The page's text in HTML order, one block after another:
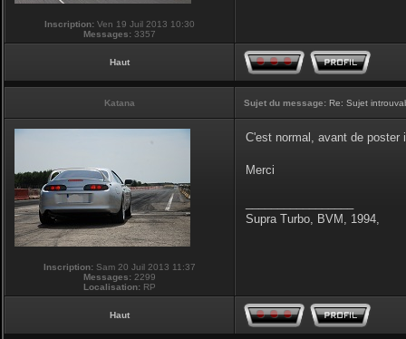
Inscription: Ven 19 Juil 2013 10:30
Messages: 3357
Haut
Katana Sujet du message: Re: Sujet
Inscription: Sam 20 Juil 2013 11:37
Messages: 2299
Localisation: RP
C'est normal, avant de
Merci
Supra Turbo, BVM, 1994,
Haut